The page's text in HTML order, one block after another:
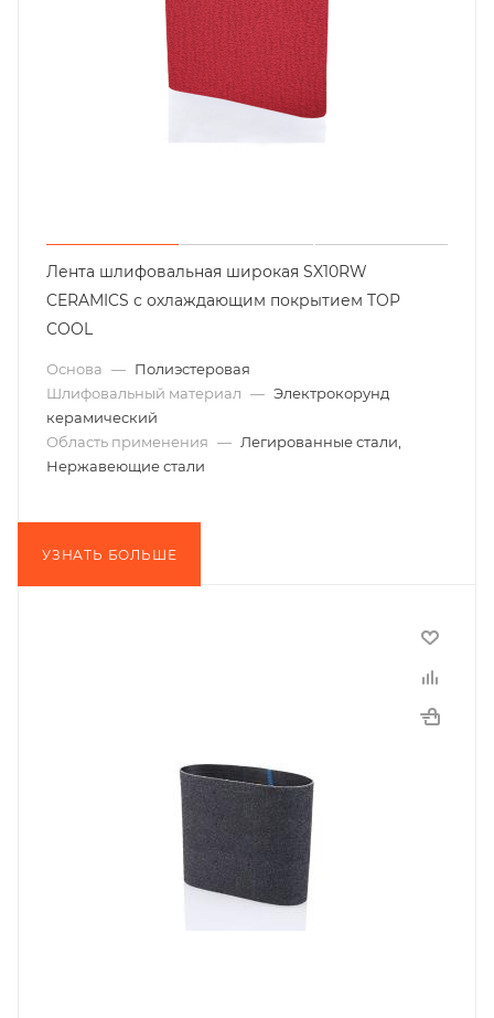
Лента шлифовальная широкая SX10RW
CERAMICS с охлаждающим покрытием TOP
COOL
Основа — Полиэстеровая
Шлифовальный материал — Электрокорунд
керамический
Область применения — Легированные стали,
Нержавеющие стали
УЗНАТЬ БОЛЬШЕ